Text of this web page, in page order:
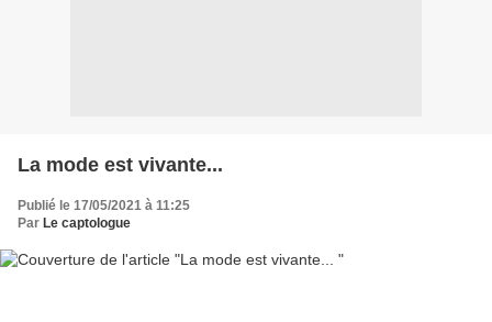
La mode est vivante...
Publié le 17/05/2021 à 11:25
Par Le captologue